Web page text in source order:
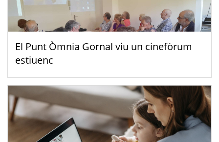
El Punt Òmnia Gornal viu un cinefòrum
estiuenc